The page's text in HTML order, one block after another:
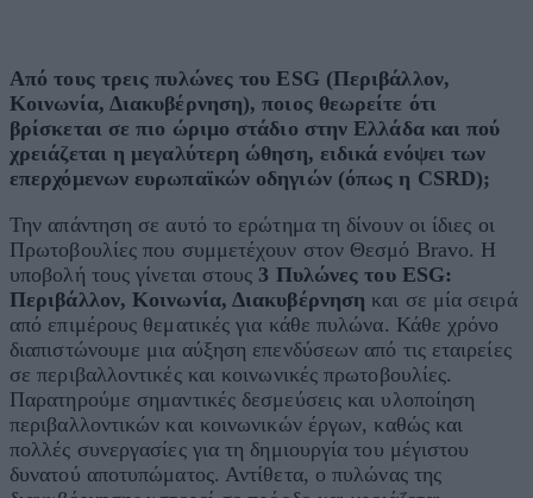
Από τους τρεις πυλώνες του ESG (Περιβάλλον,
Κοινωνία, Διακυβέρνηση), ποιος θεωρείτε ότι
βρίσκεται σε πιο ώριμο στάδιο στην Ελλάδα και πού
χρειάζεται η μεγαλύτερη ώθηση, ειδικά ενόψει των
επερχόμενων ευρωπαϊκών οδηγιών (όπως η CSRD);
Την απάντηση σε αυτό το ερώτημα τη δίνουν οι ίδιες οι
Πρωτοβουλίες που συμμετέχουν στον Θεσμό Bravo. Η
υποβολή τους γίνεται στους 3 Πυλώνες του ESG:
Περιβάλλον, Κοινωνία, Διακυβέρνηση και σε μία σειρά
από επιμέρους θεματικές για κάθε πυλώνα. Κάθε χρόνο
διαπιστώνουμε μια αύξηση επενδύσεων από τις εταιρείες
σε περιβαλλοντικές και κοινωνικές πρωτοβουλίες.
Παρατηρούμε σημαντικές δεσμεύσεις και υλοποίηση
περιβαλλοντικών και κοινωνικών έργων, καθώς και
πολλές συνεργασίες για τη δημιουργία του μέγιστου
δυνατού αποτυπώματος. Αντίθετα, ο πυλώνας της